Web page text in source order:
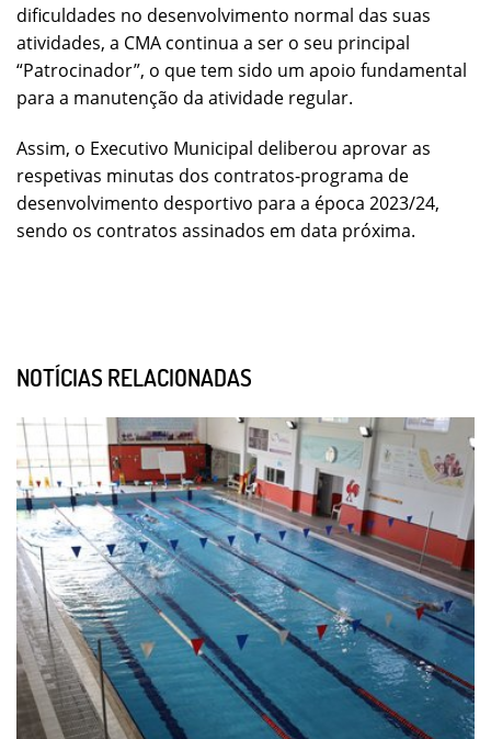
dificuldades no desenvolvimento normal das suas
atividades, a CMA continua a ser o seu principal
“Patrocinador”, o que tem sido um apoio fundamental
para a manutenção da atividade regular.
Assim, o Executivo Municipal deliberou aprovar as
respetivas minutas dos contratos-programa de
desenvolvimento desportivo para a época 2023/24,
sendo os contratos assinados em data próxima.
NOTÍCIAS RELACIONADAS